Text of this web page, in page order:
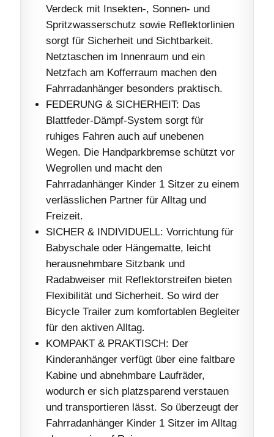
Verdeck mit Insekten-, Sonnen- und
Spritzwasserschutz sowie Reflektorlinien
sorgt für Sicherheit und Sichtbarkeit.
Netztaschen im Innenraum und ein
Netzfach am Kofferraum machen den
Fahrradanhänger besonders praktisch.
FEDERUNG & SICHERHEIT: Das
Blattfeder-Dämpf-System sorgt für
ruhiges Fahren auch auf unebenen
Wegen. Die Handparkbremse schützt vor
Wegrollen und macht den
Fahrradanhänger Kinder 1 Sitzer zu einem
verlässlichen Partner für Alltag und
Freizeit.
SICHER & INDIVIDUELL: Vorrichtung für
Babyschale oder Hängematte, leicht
herausnehmbare Sitzbank und
Radabweiser mit Reflektorstreifen bieten
Flexibilität und Sicherheit. So wird der
Bicycle Trailer zum komfortablen Begleiter
für den aktiven Alltag.
KOMPAKT & PRAKTISCH: Der
Kinderanhänger verfügt über eine faltbare
Kabine und abnehmbare Laufräder,
wodurch er sich platzsparend verstauen
und transportieren lässt. So überzeugt der
Fahrradanhänger Kinder 1 Sitzer im Alltag